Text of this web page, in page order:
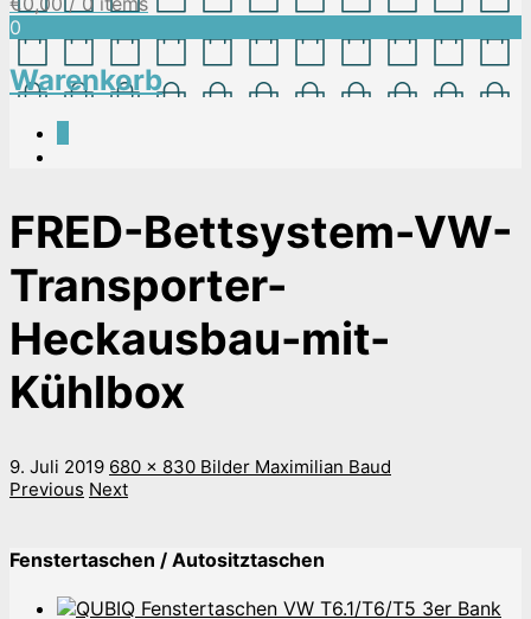
0
Warenkorb
FRED-Bettsystem-VW-
Transporter-
Heckausbau-mit-
Kühlbox
9. Juli 2019 680 x 830 Bilder Maximilian Baud
Previous Next
Fenstertaschen / Autositztaschen